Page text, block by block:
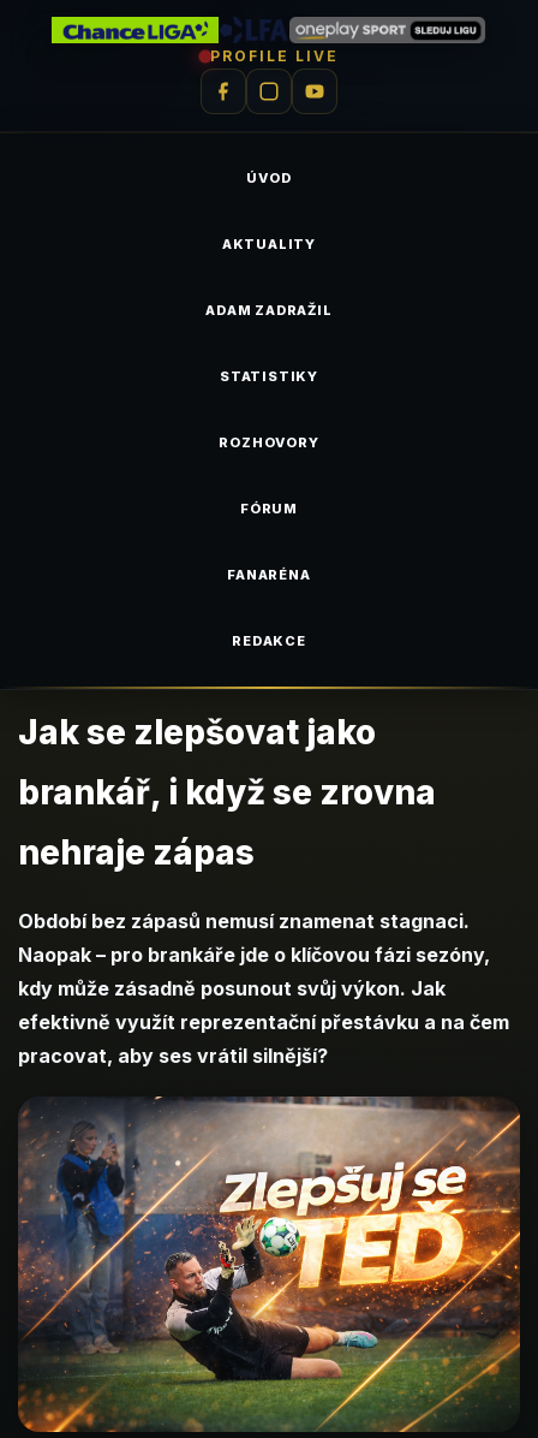
PROFILE LIVE
ÚVOD
AKTUALITY
ADAM ZADRAŽIL
STATISTIKY
ROZHOVORY
FÓRUM
FANARÉNA
REDAKCE
Jak se zlepšovat jako
brankář, i když se zrovna
nehraje zápas
Období bez zápasů nemusí znamenat stagnaci.
Naopak – pro brankáře jde o klíčovou fázi sezóny,
kdy může zásadně posunout svůj výkon. Jak
efektivně využít reprezentační přestávku a na čem
pracovat, aby ses vrátil silnější?